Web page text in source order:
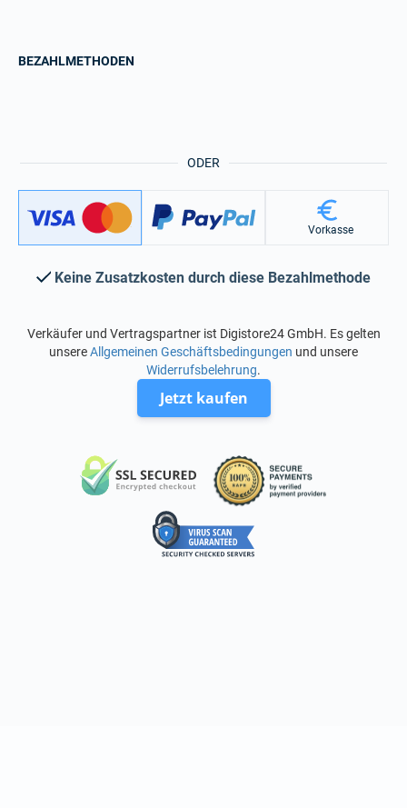
ODER
BEZAHLMETHODEN
Vorkasse
Keine Zusatzkosten durch diese Bezahlmethode
Verkäufer und Vertragspartner ist Digistore24 GmbH. Es gelten
unsereAllgemeinen Geschäftsbedingungen und unsere
Widerrufsbelehrung.
Jetzt kaufen